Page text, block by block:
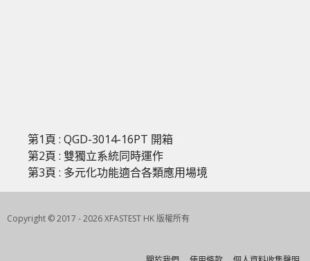
第1頁 : QGD-3014-16PT 開箱
第2頁 : 雙獨立系統同時運作
第3頁 : 多元化功能適合各類應用場境
Copyright © 2017 - 2026 XFASTEST HK 版權所有